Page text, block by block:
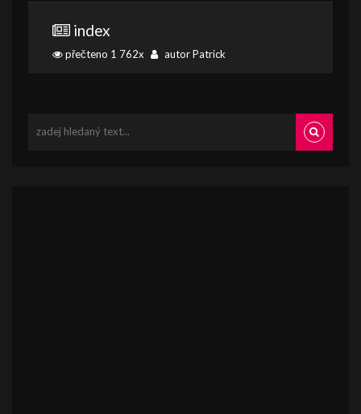
index
přečteno 1 762x autor Patrick